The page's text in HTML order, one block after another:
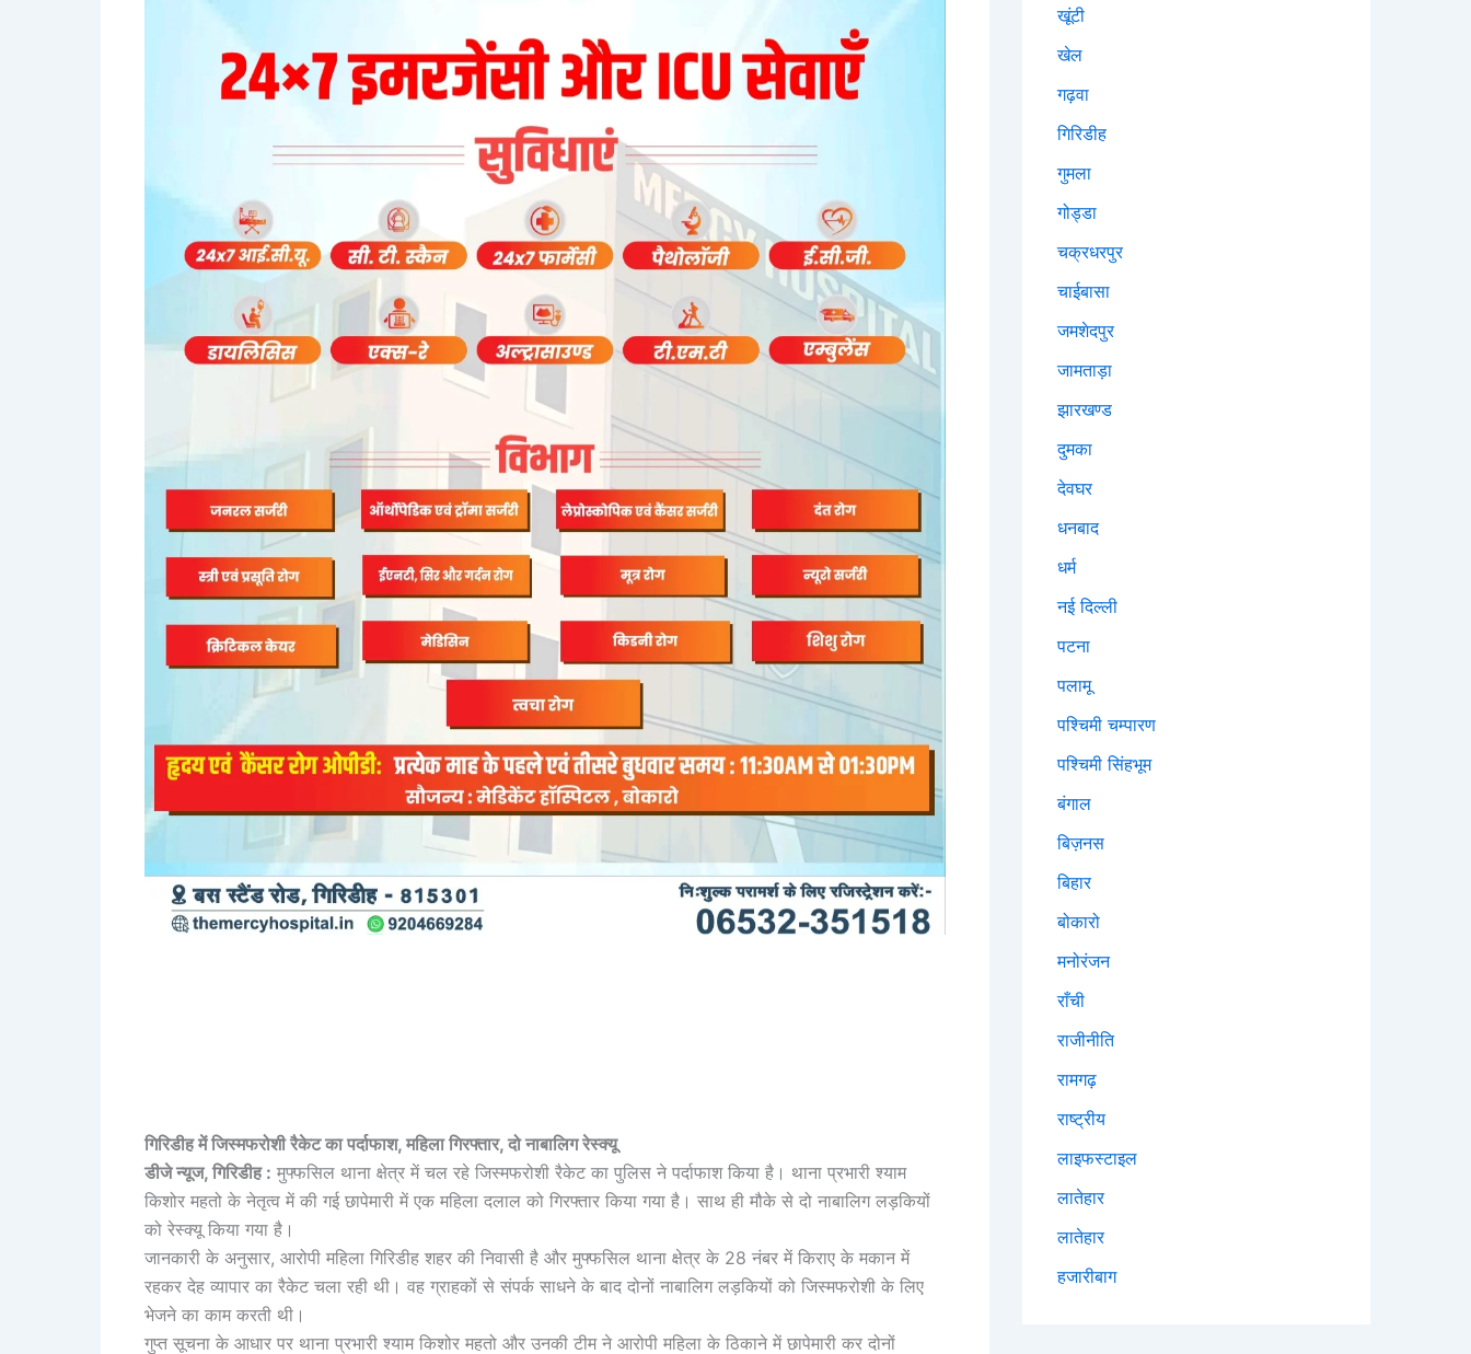
गिरिडीह में जिस्मफरोशी रैकेट का पर्दाफाश, महिला गिरफ्तार, दो नाबालिग रेस्क्यू
डीजे न्यूज, गिरिडीह : मुफ्फसिल थाना क्षेत्र में चल रहे जिस्मफरोशी रैकेट का पुलिस ने पर्दाफाश किया है। थाना प्रभारी श्याम
किशोर महतो के नेतृत्व में की गई छापेमारी में एक महिला दलाल को गिरफ्तार किया गया है। साथ ही मौके से दो नाबालिग लड़कियों
को रेस्क्यू किया गया है।
जानकारी के अनुसार, आरोपी महिला गिरिडीह शहर की निवासी है और मुफ्फसिल थाना क्षेत्र के 28 नंबर में किराए के मकान में
रहकर देह व्यापार का रैकेट चला रही थी। वह ग्राहकों से संपर्क साधने के बाद दोनों नाबालिग लड़कियों को जिस्मफरोशी के लिए
भेजने का काम करती थी।
गुप्त सूचना के आधार पर थाना प्रभारी श्याम किशोर महतो और उनकी टीम ने आरोपी महिला के ठिकाने में छापेमारी कर दोनों
खूंटी
खेल
गढ़वा
गिरिडीह
गुमला
गोड्डा
चक्रधरपुर
चाईबासा
जमशेदपुर
जामताड़ा
झारखण्ड
दुमका
देवघर
धनबाद
धर्म
नई दिल्ली
पटना
पलामू
पश्चिमी चम्पारण
पश्चिमी सिंहभूम
बंगाल
बिज़नस
बिहार
बोकारो
मनोरंजन
राँची
राजीनीति
रामगढ़
राष्ट्रीय
लाइफस्टाइल
लातेहार
लातेहार
हजारीबाग